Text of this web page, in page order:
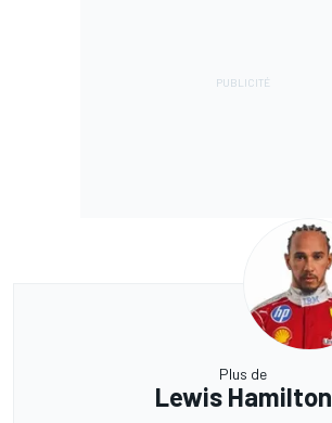
Plus de
Lewis Hamilton